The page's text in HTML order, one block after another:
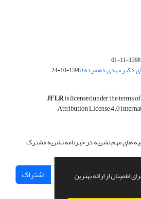
اطمینان از ارائه بهترین
1398-11-01
دکتر مهدی دهمرده)1398-10-24
JFLRis licensed under the terms
Attribution License 4.0
های مهم نشریه در خبرنامه نشریه مشترک
اشتراک